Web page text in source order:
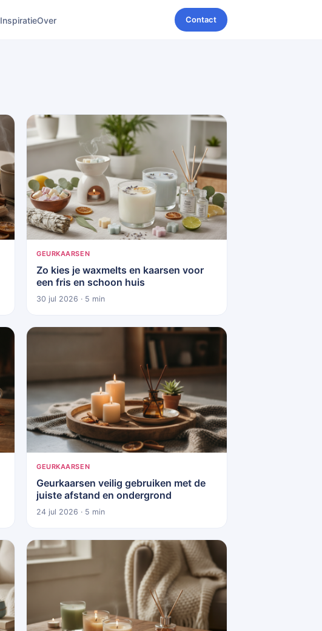
InspiratieOver Contact
GEURKAARSEN
Zo kies je waxmelts en kaarsen voor
een fris en schoon huis
30 jul 2026 · 5 min
GEURKAARSEN
Geurkaarsen veilig gebruiken met de
juiste afstand en ondergrond
24 jul 2026 · 5 min